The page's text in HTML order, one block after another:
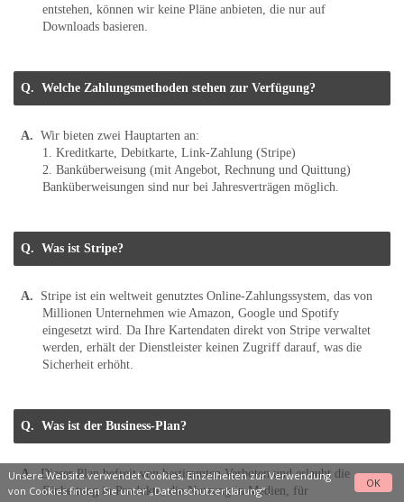
entstehen, können wir keine Pläne anbieten, die nur auf
Downloads basieren.
Welche Zahlungsmethoden stehen zur Verfügung?
Wir bieten zwei Hauptarten an:
1. Kreditkarte, Debitkarte, Link-Zahlung (Stripe)
2. Banküberweisung (mit Angebot, Rechnung und Quittung)
Banküberweisungen sind nur bei Jahresverträgen möglich.
Was ist Stripe?
Stripe ist ein weltweit genutztes Online-Zahlungssystem, das von
Millionen Unternehmen wie Amazon, Google und Spotify
eingesetzt wird. Da Ihre Kartendaten direkt von Stripe verwaltet
werden, erhält der Dienstleister keinen Zugriff darauf, was die
Sicherheit erhöht.
Was ist der Business-Plan?
Dieser Plan befreit von bestimmten Verboten und erlaubt die
Einbettung in Produkte, die Nutzung in Medien, für
Unsere Website verwendet Cookies, Einzelheiten zur Verwendung
von Cookies finden Sie unter„Datenschutzerklärung“.
OK